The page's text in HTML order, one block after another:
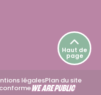
Haut de
page
légalesPlan du site